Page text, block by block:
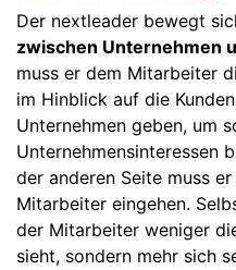
Der nextleader bewegt
zwischen Unternehmen
muss er dem Mitarbeiter
im Hinblick auf die
Unternehmen geben, um
Unternehmensinteressen
der anderen Seite muss
Mitarbeiter eingehen.
der Mitarbeiter weniger
sieht, sondern mehr sich